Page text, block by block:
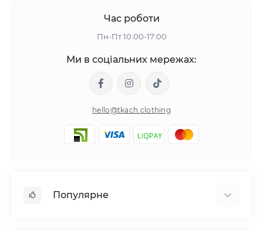
Час роботи
Пн-Пт 10:00-17:00
Ми в соціальних мережах:
hello@tkach.clothing
Популярне